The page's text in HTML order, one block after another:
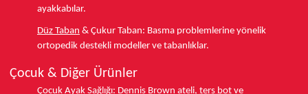
ayakkabılar.
Düz Taban & Çukur Taban: Basma problemlerine yönelik
ortopedik destekli modeller ve tabanlıklar.
Çocuk & Diğer Ürünler
Çocuk Ayak Sağlığı: Dennis Brown ateli, ters bot ve